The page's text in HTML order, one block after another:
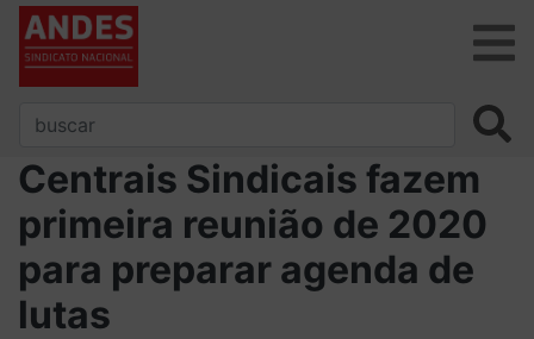
Centrais Sindicais fazem
primeira reunião de 2020
para preparar agenda de
lutas